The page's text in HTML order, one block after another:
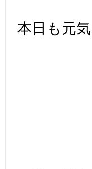
本日も元